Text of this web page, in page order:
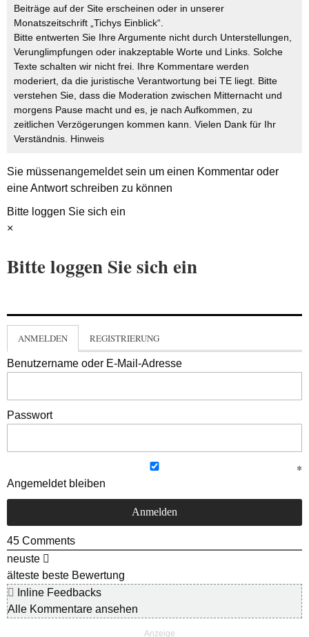
Beiträge auf der Site erscheinen oder in unserer
Monatszeitschrift „Tichys Einblick“.
Bitte entwerten Sie Ihre Argumente nicht durch Unterstellungen,
Verunglimpfungen oder inakzeptable Worte und Links. Solche
Texte schalten wir nicht frei. Ihre Kommentare werden
moderiert, da die juristische Verantwortung bei TE liegt. Bitte
verstehen Sie, dass die Moderation zwischen Mitternacht und
morgens Pause macht und es, je nach Aufkommen, zu
zeitlichen Verzögerungen kommen kann. Vielen Dank für Ihr
Verständnis. Hinweis
Sie müssenangemeldetsein um einen Kommentar oder
eine Antwort schreiben zu können
Bitte loggen Sie sich ein
×
Bitte loggen Sie sich ein
ANMELDEN REGISTRIERUNG
Benutzername oder E-Mail-Adresse
Passwort
Angemeldet bleiben
45 Comments
neuste
älteste beste Bewertung
Inline Feedbacks
Alle Kommentare ansehen